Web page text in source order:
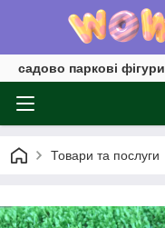
садово паркові фігури
Товари та послуги